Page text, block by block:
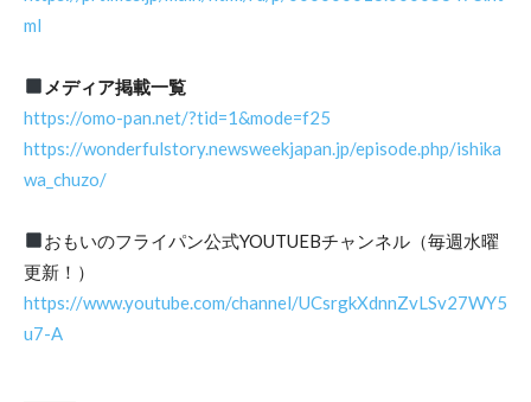
ml
メディア掲載一覧
https://omo-pan.net/?tid=1&mode=f25
https://wonderfulstory.newsweekjapan.jp/episode.php/ishika
wa_chuzo/
おもいのフライパン公式YOUTUEBチャンネル（毎週水曜
更新！）
https://www.youtube.com/channel/UCsrgkXdnnZvLSv27WY5
u7-A